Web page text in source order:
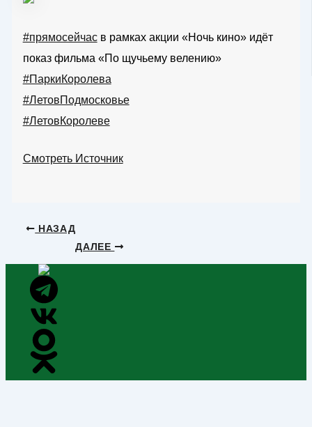
#прямосейчасв рамках акции «Ночь кино» идёт
показ фильма «По щучьему велению»
#ПаркиКоролева
#ЛетовПодмосковье
#ЛетовКоролеве
Смотреть Источник
НАЗАД
ДАЛЕЕ